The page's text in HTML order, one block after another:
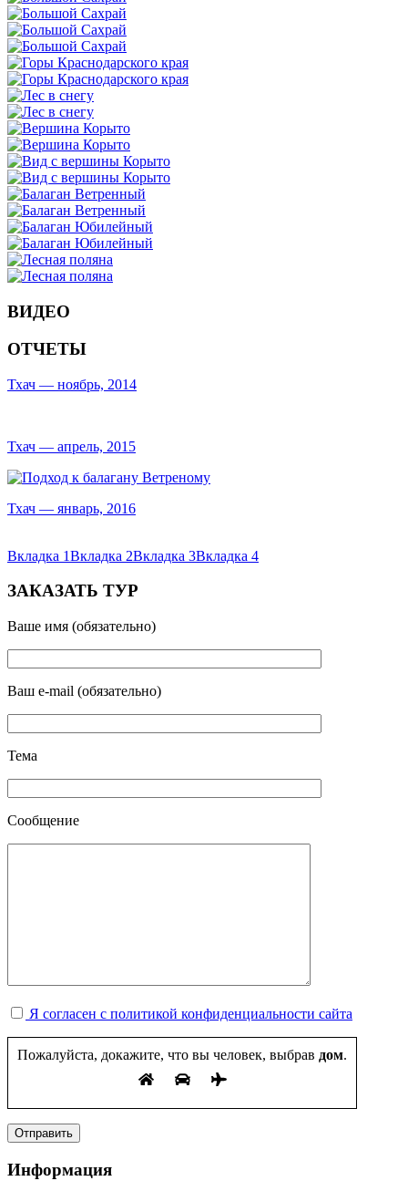
ВИДЕО
ОТЧЕТЫ
Тхач — ноябрь, 2014
Тхач — апрель, 2015
Тхач — январь, 2016
Вкладка 1Вкладка 2Вкладка 3Вкладка 4
ЗАКАЗАТЬ ТУР
Ваше имя (обязательно)
Ваш e-mail (обязательно)
Тема
Сообщение
Я согласен с политикой конфиденциальности сайта
Пожалуйста, докажите, что вы человек, выбрав дом.
Информация